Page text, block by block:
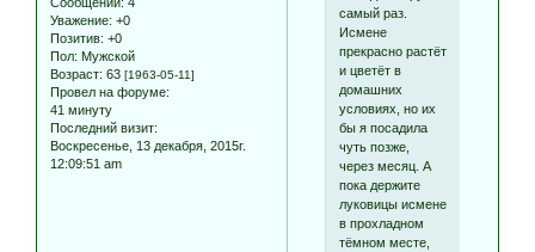
Уважение: +0
Позитив: +0
Пол: Мужской
Возраст: 63 [1963-05-11]
Провел на форуме:
41 минуту
Последний визит:
Воскресенье, 13 декабря, 2015г.
12:09:51 am
самый раз.
Исмене
прекрасно растёт
и цветёт в
домашних
условиях, но их
бы я посадила
чуть позже,
через месяц. А
пока держите
луковицы исмене
в прохладном
тёмном месте,